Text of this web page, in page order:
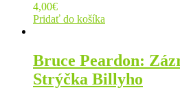
4,00€
Pridať do košíka
Bruce Peardon:
Strýčka Billyho